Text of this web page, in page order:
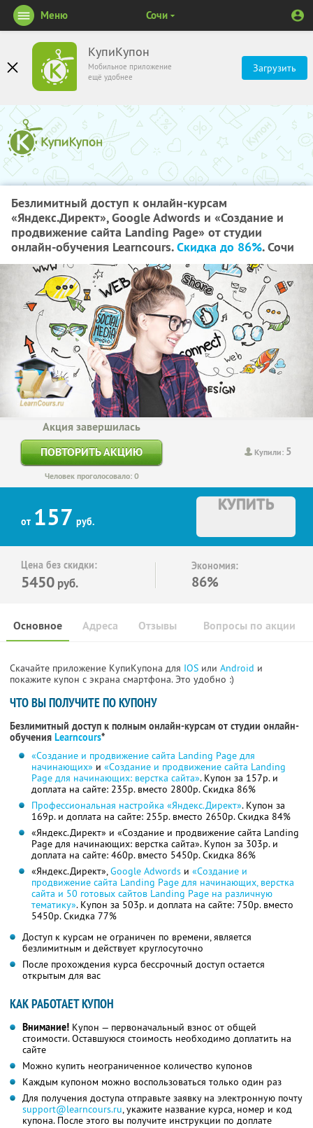
КупиКупон
Мобильное приложение
ещё удобнее
Загрузить
Меню Сочи
Безлимитный доступ к онлайн-курсам
«Яндекс.Директ», Google Adwords и «Создание и
продвижение сайта Landing Page» от студии
онлайн-обучения Learncours.Скидка до 86%. Сочи
Купили: 5
Акция завершилась
ПОВТОРИТЬ АКЦИЮ
Человек проголосовало: 0
от 157 руб.
КУПИТЬ
Цена без скидки:
5450 руб.
Экономия:
86%
Основное Отзывы Вопросы по акции
Адреса
Скачайте приложение КупиКупона для IOS или Android и
покажите купон с экрана смартфона. Это удобно :)
ЧТО ВЫ ПОЛУЧИТЕ ПО КУПОНУ
Безлимитный доступ к полным онлайн-курсам от студии онлайн-
обучения Learncours*
«Создание и продвижение сайта Landing Page для
начинающих» и «Создание и продвижение сайта Landing
Page для начинающих: верстка сайта». Купон за 157р. и
доплата на сайте: 235р. вместо 2800р.Скидка 86%
Профессиональная настройка «Яндекс.Директ». Купон за
169р. и доплата на сайте: 255р. вместо 2650р.Скидка 84%
«Яндекс.Директ» и «Создание и продвижение сайта Landing
Page для начинающих: верстка сайта». Купон за 303р. и
доплата на сайте: 460р. вместо 5450р.Скидка 86%
«Яндекс.Директ»,Google Adwordsи «Создание и
продвижение сайта Landing Page для начинающих, верстка
сайта и 50 готовых сайтов Landing Page на различную
тематику». Купон за 503р. и доплата на сайте: 750р. вместо
5450р.Скидка 77%
Доступ к курсам не ограничен по времени, является
безлимитным и действует круглосуточно
После прохождения курса бессрочный доступ остается
открытым для вас
КАК РАБОТАЕТ КУПОН
Внимание! Купон — первоначальный взнос от общей
стоимости. Оставшуюся стоимость необходимо доплатить на
сайте
Можно купить неограниченное количество купонов
Каждым купоном можно воспользоваться только один раз
Для получения доступа отправьте заявку на электронную почту
support@learncours.ru, укажите название курса, номер и код
купона. После этого вы получите инструкции по доплате